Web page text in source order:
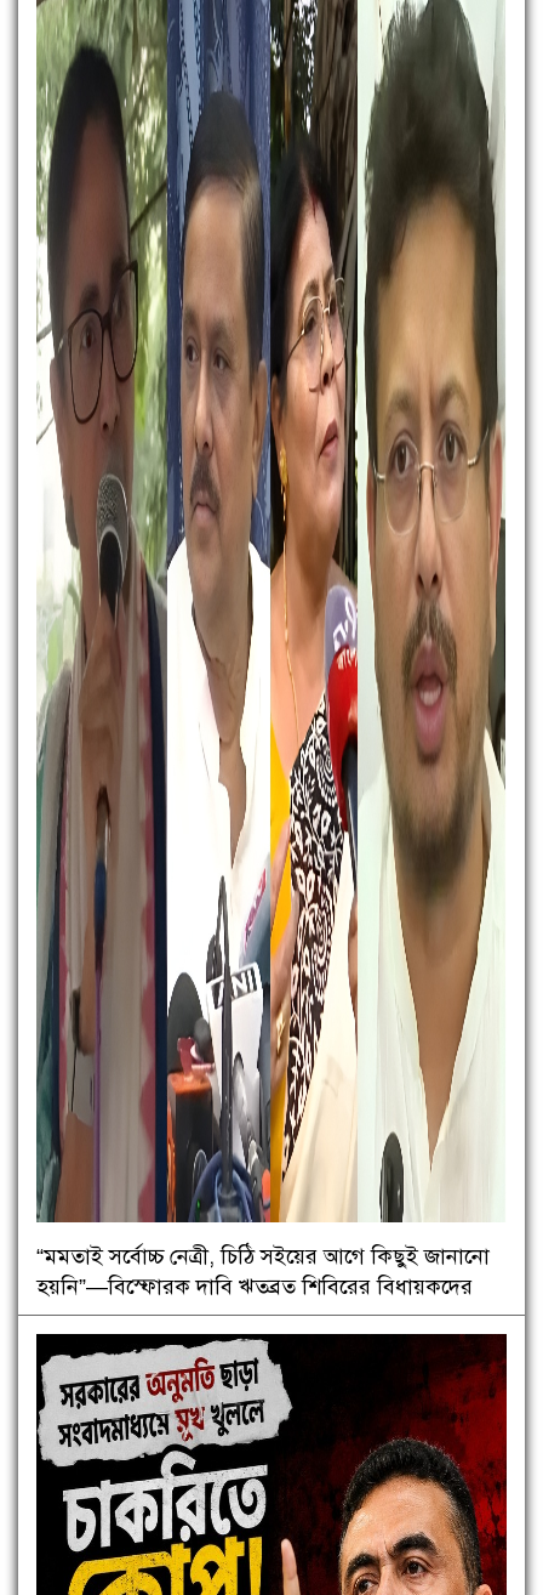
“মমতাই সর্বোচ্চ নেত্রী, চিঠি সইয়ের আগে কিছুই জানানো
হয়নি”—বিস্ফোরক দাবি ঋতব্রত শিবিরের বিধায়কদের